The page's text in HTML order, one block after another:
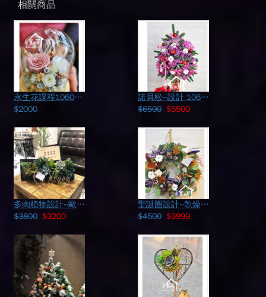
相關商品
永生花課程1060110
$2000
諾貝松~設計 106121108
$6500 $5500
多肉植物設計~歐飾款b111120
$3800 $3200
聖誕圈設計~乾燥花系列B122117
$4500 $3999